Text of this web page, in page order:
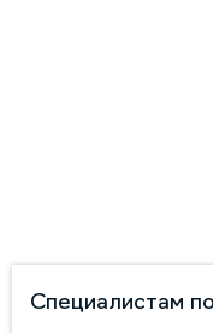
Специалистам